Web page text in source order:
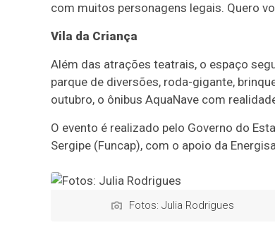
com muitos personagens legais. Quero
Vila da Criança
Além das atrações teatrais, o espaço
parque de diversões, roda-gigante,
outubro, o ônibus AquaNave com
O evento é realizado pelo Governo do
Sergipe (Funcap), com o apoio da
Fotos: Julia Rodrigues